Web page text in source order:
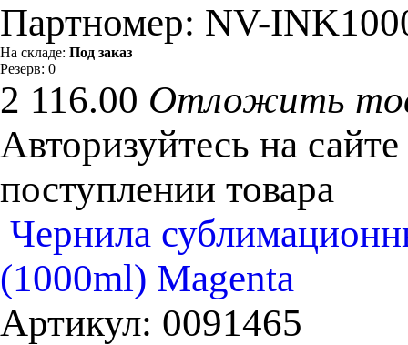
Партномер: NV-
На складе: Под заказ
Резерв: 0
2 116.00 Отложить
Авторизуйтесь на
поступлении товара
Чернила
(1000ml) Magenta
Артикул: 0091465